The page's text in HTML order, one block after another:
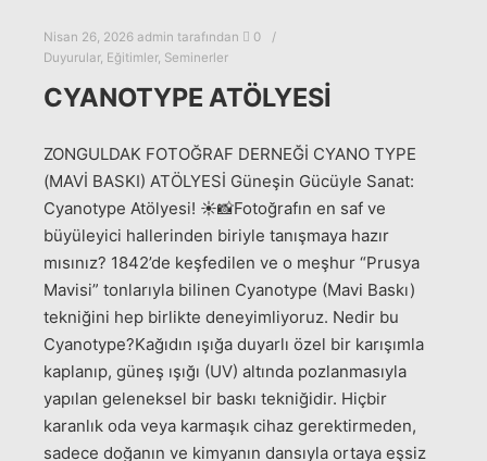
Nisan 26, 2026 admin tarafından
0
Duyurular, Eğitimler, Seminerler
CYANOTYPE ATÖLYESİ
ZONGULDAK FOTOĞRAF DERNEĞİ CYANO TYPE
(MAVİ BASKI) ATÖLYESİ Güneşin Gücüyle Sanat:
Cyanotype Atölyesi! ☀️📸Fotoğrafın en saf ve
büyüleyici hallerinden biriyle tanışmaya hazır
mısınız? 1842’de keşfedilen ve o meşhur “Prusya
Mavisi” tonlarıyla bilinen Cyanotype (Mavi Baskı)
tekniğini hep birlikte deneyimliyoruz. Nedir bu
Cyanotype?Kağıdın ışığa duyarlı özel bir karışımla
kaplanıp, güneş ışığı (UV) altında pozlanmasıyla
yapılan geleneksel bir baskı tekniğidir. Hiçbir
karanlık oda veya karmaşık cihaz gerektirmeden,
sadece doğanın ve kimyanın dansıyla ortaya eşsiz